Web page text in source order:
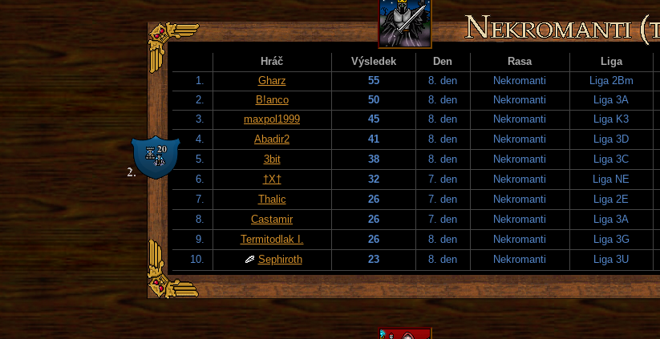
Hráč Výsledek Den Rasa Liga
1.
Gharz 55 8. den Nekromanti Liga 2Bm
2.
B!anco 50 8. den Nekromanti Liga 3A
3.
maxpol1999 45 8. den Nekromanti Liga K3
4.
Abadir2 41 8. den Nekromanti Liga 3D
5.
3bit 38 8. den Nekromanti Liga 3C
6.
†X† 32 7. den Nekromanti Liga NE
7.
Thalic 26 7. den Nekromanti Liga 2E
8.
Castamir 26 7. den Nekromanti Liga 3A
9.
Termitodlak I. 26 8. den Nekromanti Liga 3G
10.
Sephiroth 23 8. den Nekromanti Liga 3U